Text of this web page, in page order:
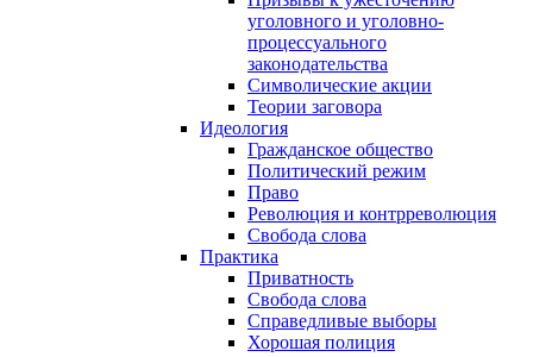
уголовного и уголовно-
процессуального
законодательства
Символические акции
Теории заговора
Идеология
Гражданское общество
Политический режим
Право
Революция и контрреволюция
Свобода слова
Практика
Приватность
Свобода слова
Справедливые выборы
Хорошая полиция